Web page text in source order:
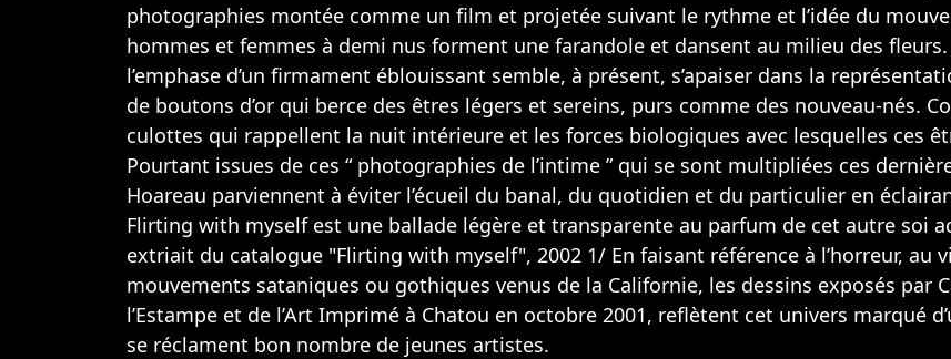
photographies montée comme un film et projetée suivant le rythme et l’idée du
hommes et femmes à demi nus forment une farandole et dansent au milieu des fleurs.
l’emphase d’un firmament éblouissant semble, à présent, s’apaiser dans la
de boutons d’or qui berce des êtres légers et sereins, purs comme des nouveau-nés.
culottes qui rappellent la nuit intérieure et les forces biologiques avec lesquelles ces
Pourtant issues de ces “ photographies de l’intime ” qui se sont multipliées ces
Hoareau parviennent à éviter l’écueil du banal, du quotidien et du particulier en
Flirting with myself est une ballade légère et transparente au parfum de cet autre soi
extriait du catalogue "Flirting with myself", 2002 1/ En faisant référence à l’horreur, au
mouvements sataniques ou gothiques venus de la Californie, les dessins exposés par
l’Estampe et de l’Art Imprimé à Chatou en octobre 2001, reflètent cet univers marqué
se réclament bon nombre de jeunes artistes.